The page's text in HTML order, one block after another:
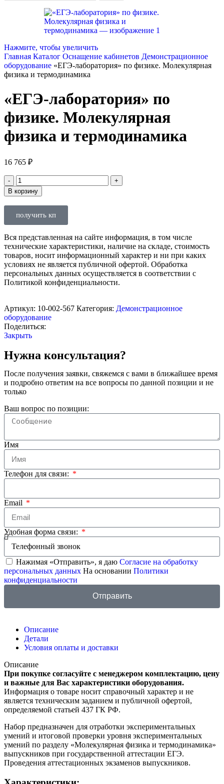
Нажмите, чтобы увеличить
Главная Каталог Оснащение кабинетов Демонстрационное
оборудование «ЕГЭ-лаборатория» по физике. Молекулярная
физика и термодинамика
«ЕГЭ-лаборатория» по
физике. Молекулярная
физика и термодинамика
16 765 ₽
В корзину
получить кп
Вся представленная на сайте информация, в том числе
технические характеристики, наличие на складе, стоимость
товаров, носит информационный характер и ни при каких
условиях не является публичной офертой. Обработка
персональных данных осуществляется в соответствии с
Политикой конфиденциальности.
Артикул: 10-002-567 Категория: Демонстрационное
оборудование
Поделиться:
Закрыть
Нужна консультация?
После получения заявки, свяжемся с вами в ближайшее время
и подробно ответим на все вопросы по данной позиции и не
только
Ваш вопрос по позиции:
Имя
Телефон для связи:
Email
Удобная форма связи:
Нажимая «Отправить», я даю Согласие на обработку
персональных данных На основании Политики
конфиденциальности
Отправить
Описание
Детали
Условия оплаты и доставки
Описание
При покупке согласуйте с менеджером комплектацию, цену
и важные для Вас характеристики оборудования.
Информация о товаре носит справочный характер и не
является техническим заданием и публичной офертой,
определяемой статьей 437 ГК РФ.
Набор предназначен для отработки экспериментальных
умений и итоговой проверки уровня экспериментальных
умений по разделу «Молекулярная физика и термодинамика»
выпускников при государственной аттестации ЕГЭ.
Проведения аттестационных экзаменов выпускников.